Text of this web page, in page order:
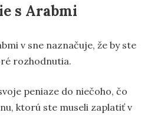
s Arabmi
v sne naznačuje, že by ste
rozhodnutia.
peniaze do niečoho, čo
ktorú ste museli zaplatiť v